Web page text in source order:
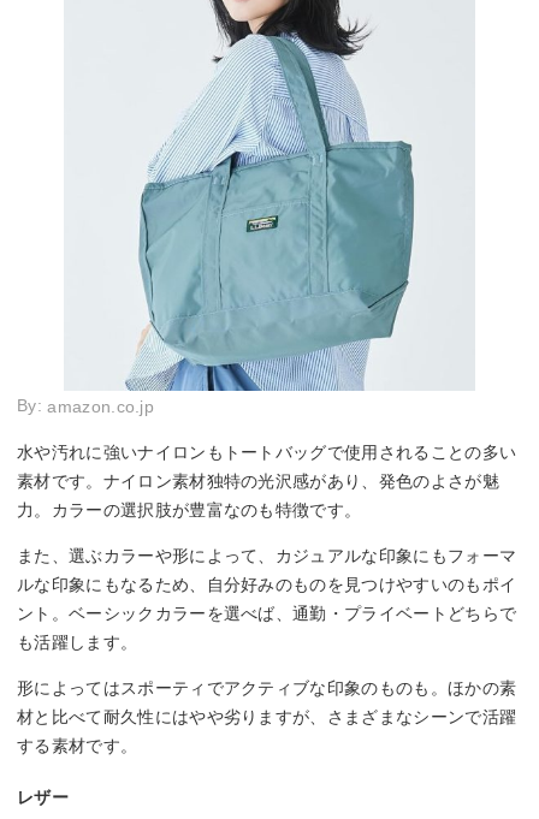
By:amazon.co.jp
水や汚れに強いナイロンもトートバッグで使用されることの多い
素材です。ナイロン素材独特の光沢感があり、発色のよさが魅
力。カラーの選択肢が豊富なのも特徴です。
また、選ぶカラーや形によって、カジュアルな印象にもフォーマ
ルな印象にもなるため、自分好みのものを見つけやすいのもポイ
ント。ベーシックカラーを選べば、通勤・プライベートどちらで
も活躍します。
形によってはスポーティでアクティブな印象のものも。ほかの素
材と比べて耐久性にはやや劣りますが、さまざまなシーンで活躍
する素材です。
レザー